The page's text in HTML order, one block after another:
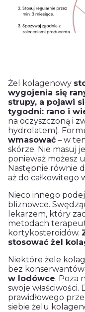
Żel kolagenowy
wygojenia się
strupy, a pojawi
tygodni: rano i
na oczyszczoną i
hydrolatem).
wmasować – w
skórze. Nie masuj
ponieważ możesz
Następnie równie
aż do całkowitego
Nieco innego
bliznowce.
lekarzem, który
metodach
kortykosteroidów.
stosować żel
Niektóre żele
bez konserwantów
w lodówce. Poza
swoje
prawidłowego
siebie żelu